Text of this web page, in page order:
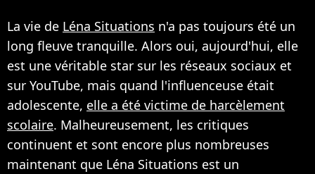
La vie de Léna Situations n'a pas toujours été un
long fleuve tranquille. Alors oui, aujourd'hui, elle
est une véritable star sur les réseaux sociaux et
sur YouTube, mais quand l'influenceuse était
adolescente, elle a été victime de harcèlement
scolaire. Malheureusement, les critiques
continuent et sont encore plus nombreuses
maintenant que Léna Situations est un